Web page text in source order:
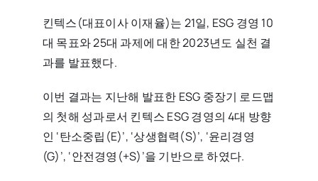
킨텍스(대표이사 이재율)는 21일, ESG 경영 10
대 목표와 25대 과제에 대한 2023년도 실천 결
과를 발표했다.
이번 결과는 지난해 발표한 ESG 중장기 로드맵
의 첫해 성과로서 킨텍스 ESG 경영의 4대 방향
인 ‘탄소중립(E)’, ‘상생협력(S)’, ‘윤리경영
(G)’, ‘안전경영(+S)’을 기반으로 하였다.